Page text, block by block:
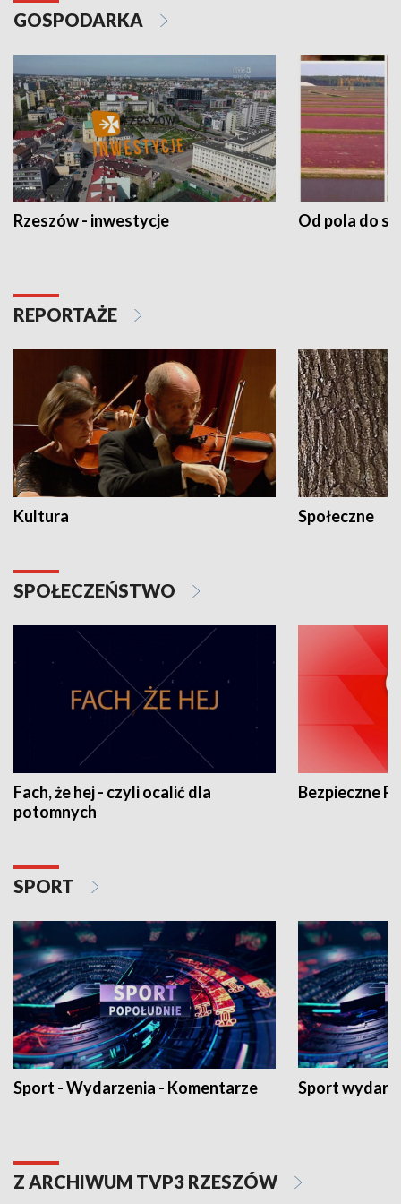
GOSPODARKA
Rzeszów - inwestycje Od pola do
REPORTAŻE
Kultura Społeczne
SPOŁECZEŃSTWO
Fach, że hej - czyli ocalić dla
potomnych
Bezpieczne
SPORT
Sport - Wydarzenia - Komentarze Sport
Z ARCHIWUM TVP3 RZESZÓW